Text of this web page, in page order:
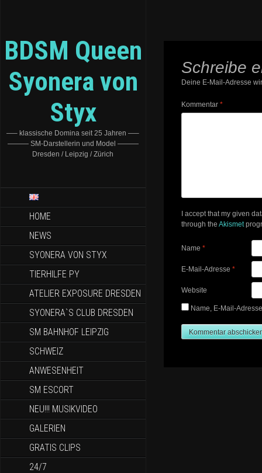
BDSM Queen
Syonera von
Styx
—– klassische Domina seit 25 Jahren —–
——— SM-Darstellerin und Model ———
Dresden / Leipzig / Zürich
HOME
NEWS
SYONERA VON STYX
TIERHILFE PY
ATELIER EXPOSURE DRESDEN
SYONERA`S CLUB DRESDEN
SM BAHNHOF LEIPZIG
SCHWEIZ
ANWESENHEIT
SM ESCORT
NEU!!! MUSIKVIDEO
GALERIEN
GRATIS CLIPS
24/7
Schreibe
Deine E-Mail-Adresse
Kommentar *
I accept that my given
through the Akismet
Name *
E-Mail-Adresse *
Website
Name, E-Mail-